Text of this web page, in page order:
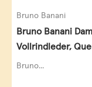
Bruno Banani
Bruno Banani
Vollrindleder,
Bruno...